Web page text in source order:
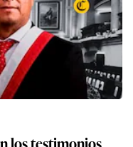
los testimonios